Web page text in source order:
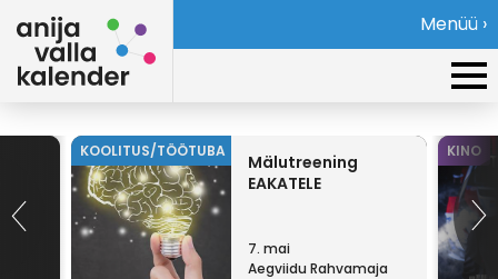
Menüü ›
KOOLITUS/TÖÖTUBA
Mälutreening
EAKATELE
7. mai
Aegviidu Rahvamaja
KINO